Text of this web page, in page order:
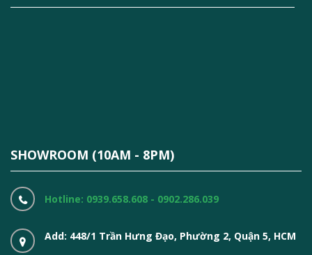
SHOWROOM (10AM - 8PM)
Hotline: 0939.658.608 - 0902.286.039
Add: 448/1 Trần Hưng Đạo, Phường 2, Quận 5, HCM